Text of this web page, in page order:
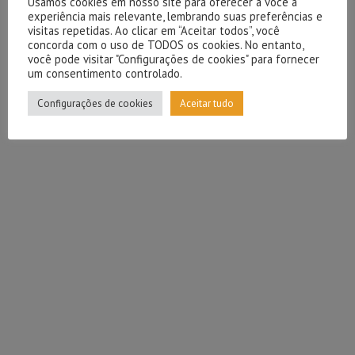
experiência mais relevante, lembrando suas preferências e
visitas repetidas. Ao clicar em “Aceitar todos”, você
concorda com o uso de TODOS os cookies. No entanto,
você pode visitar "Configurações de cookies" para fornecer
um consentimento controlado.
Configurações de cookies Aceitar tudo